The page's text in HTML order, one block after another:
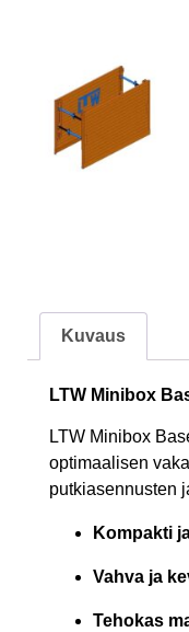
Kuvaus
LTW Minibox
LTW Minibox
optimaalisen
putkiasennusten
Kompakti
Vahva ja
Tehokas